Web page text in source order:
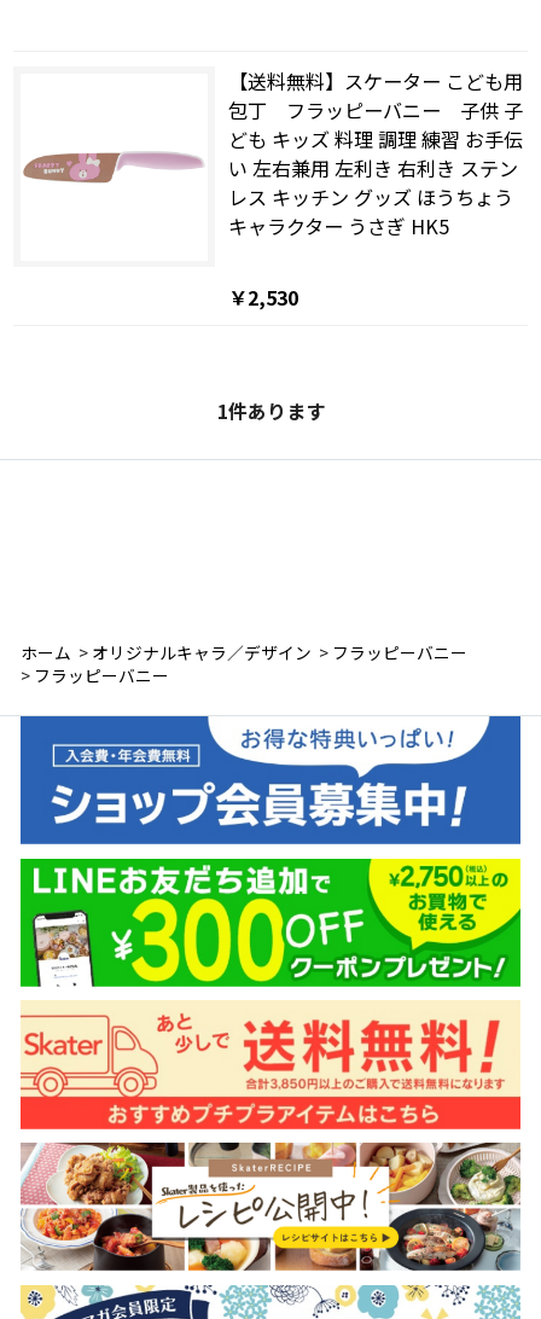
【送料無料】スケーター こども用
包丁 フラッピーバニー 子供 子
ども キッズ 料理 調理 練習 お手伝
い 左右兼用 左利き 右利き ステン
レス キッチン グッズ ほうちょう
キャラクター うさぎ HK5
￥2,530
1件あります
ホーム > オリジナルキャラ／デザイン > フラッピーバニー
> フラッピーバニー